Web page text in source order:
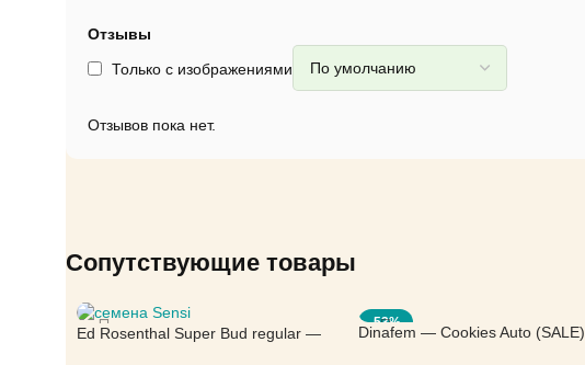
Отзывы
Только с изображениями
Отзывов пока нет.
Сопутствующие товары
Ed Rosenthal Super Bud regular —
-53%
Dinafem — Cookies Auto (SALE)